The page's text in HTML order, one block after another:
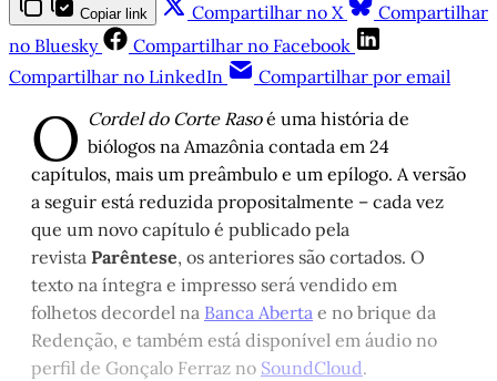
Copiar link Compartilhar no X
Compartilhar
no Bluesky
Compartilhar no Facebook
Compartilhar no LinkedIn
Compartilhar por email
O Cordel do Corte Rasoé uma história de
biólogos na Amazônia contada em 24
capítulos, mais um preâmbulo e um epílogo. A versão
a seguir está reduzida propositalmente – cada vez
que um novo capítulo é publicado pela
revista Parêntese, os anteriores são cortados. O
texto na íntegra e impresso será vendido em
folhetos decordel na Banca Aberta e no brique da
Redenção, e também está disponível em áudio no
perfil de Gonçalo Ferraz no SoundCloud.